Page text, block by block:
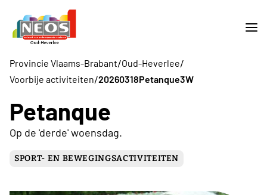
Provincie Vlaams-Brabant/Oud-Heverlee/
Voorbije activiteiten/20260318Petanque3W
Petanque
Op de 'derde' woensdag.
SPORT- EN BEWEGINGSACTIVITEITEN